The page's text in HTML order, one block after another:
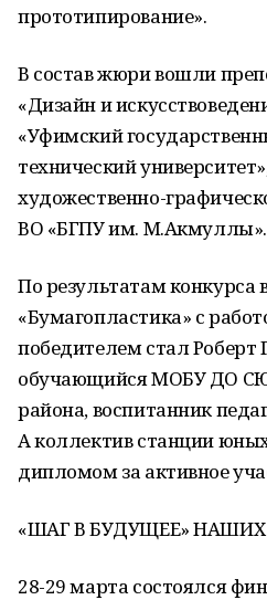
прототипирование».
В состав жюри вошли
«Дизайн и
«Уфимский
технический
художественно-
ВО «БГПУ им. М.Акмуллы».
По результатам конкурса
«Бумагопластика» с
победителем стал Роберт
обучающийся МОБУ ДО
района, воспитанник
А коллектив станции
дипломом за активное
«ШАГ В БУДУЩЕЕ» НАШИХ
28-29 марта состоялся